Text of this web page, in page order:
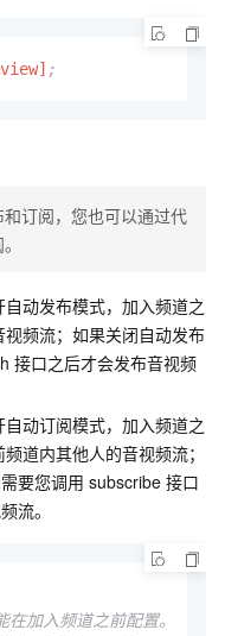
;
订阅，您也可以通过代
动发布模式，加入频道之
频流；如果关闭自动发布
接口之后才会发布音视频
动订阅模式，加入频道之
道内其他人的音视频流；
要您调用 subscribe 接口
流。
加入频道之前配置。